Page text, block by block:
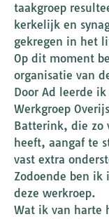
taakgroep
kerkelijk en
gekregen in het
Op dit moment
organisatie van
Door Ad leerde ik
Werkgroep
Batterink, die zo
heeft, aangaf te
vast extra
Zodoende ben
deze werkroep.
Wat ik van harte